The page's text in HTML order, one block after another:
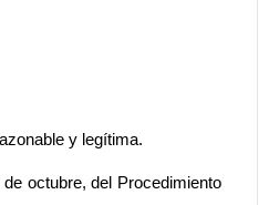
y legítima.
octubre, del Procedimiento